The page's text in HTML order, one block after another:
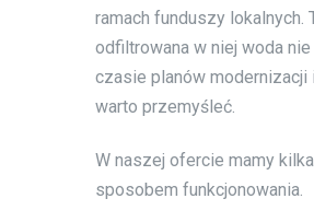
ramach funduszy
odfiltrowana w niej woda
czasie planów
warto przemyśleć.
W naszej ofercie mamy
sposobem funkcjonowania.